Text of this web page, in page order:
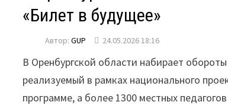
«Билет в будущее»
Автор:GUP 24.05.2026 18:16
В Оренбургской области набирает
реализуемый в рамках национального
программе, а более 1300 местных